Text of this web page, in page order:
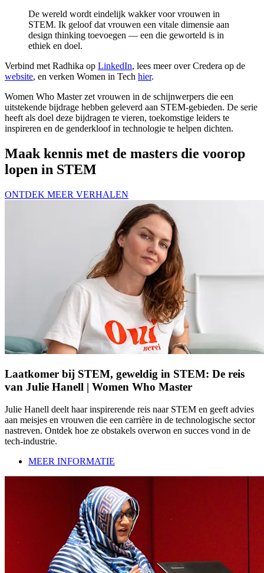
De wereld wordt eindelijk wakker voor vrouwen in
STEM. Ik geloof dat vrouwen een vitale dimensie aan
design thinking toevoegen — een die geworteld is in
ethiek en doel.
Verbind met Radhika op LinkedIn, lees meer over Credera op de
website, en verken Women in Tech hier.
Women Who Master zet vrouwen in de schijnwerpers die een
uitstekende bijdrage hebben geleverd aan STEM-gebieden. De serie
heeft als doel deze bijdragen te vieren, toekomstige leiders te
inspireren en de genderkloof in technologie te helpen dichten.
Maak kennis met de masters die voorop
lopen in STEM
ONTDEK MEER VERHALEN
Laatkomer bij STEM, geweldig in STEM: De reis
van Julie Hanell | Women Who Master
Julie Hanell deelt haar inspirerende reis naar STEM en geeft advies
aan meisjes en vrouwen die een carrière in de technologische sector
nastreven. Ontdek hoe ze obstakels overwon en succes vond in de
tech-industrie.
MEER INFORMATIE